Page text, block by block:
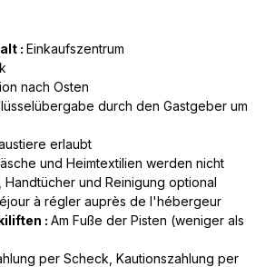
: Einkaufszentrum
nach Osten
durch den Gastgeber um
erlaubt
und Heimtextilien werden nicht
Handtücher und Reinigung optional
à régler auprès de l'hébergeur
: Am Fuße der Pisten (weniger als
per Scheck Kautionszahlung per